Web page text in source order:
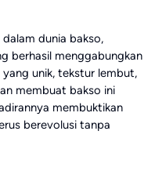
dunia bakso,
berhasil menggabungkan
unik, tekstur lembut,
membuat bakso ini
membuktikan
berevolusi tanpa